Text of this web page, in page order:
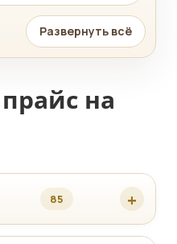
Развернуть всё
на
85